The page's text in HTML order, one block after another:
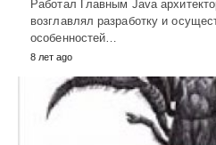
Работал Главным Java
возглавлял разработку и
особенностей…
8 лет ago